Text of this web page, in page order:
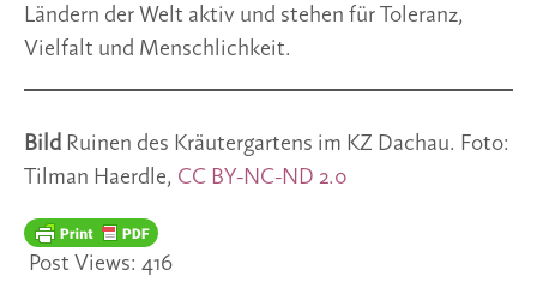
Ländern der Welt aktiv und stehen für Toleranz,
Vielfalt und Menschlichkeit.
Bild Ruinen des Kräutergartens im KZ Dachau. Foto:
Tilman Haerdle, CC BY-NC-ND 2.0
Post Views: 416